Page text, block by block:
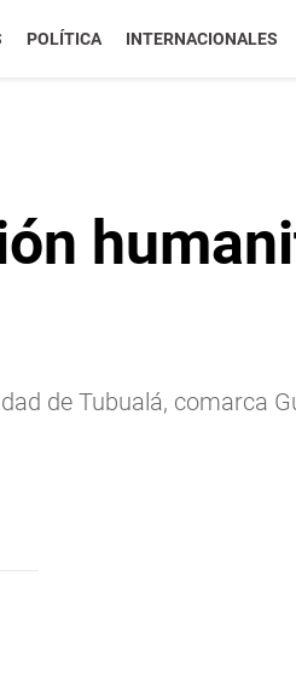
POLÍTICA INTERNACIONALES
de Tubualá, comarca